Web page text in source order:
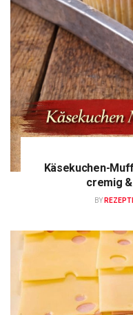
Käsekuchen-
cremig
BY